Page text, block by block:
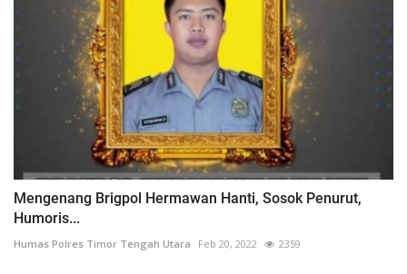
Mengenang Brigpol Hermawan Hanti, Sosok Penurut,
Humoris...
Humas Polres Timor Tengah Utara Feb 20, 2022 2359